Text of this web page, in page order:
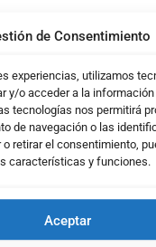
de Consentimiento
experiencias, utilizamos
y/o acceder a la
tecnologías nos permitirá
de navegación o las
retirar el consentimiento,
características y funciones.
Aceptar